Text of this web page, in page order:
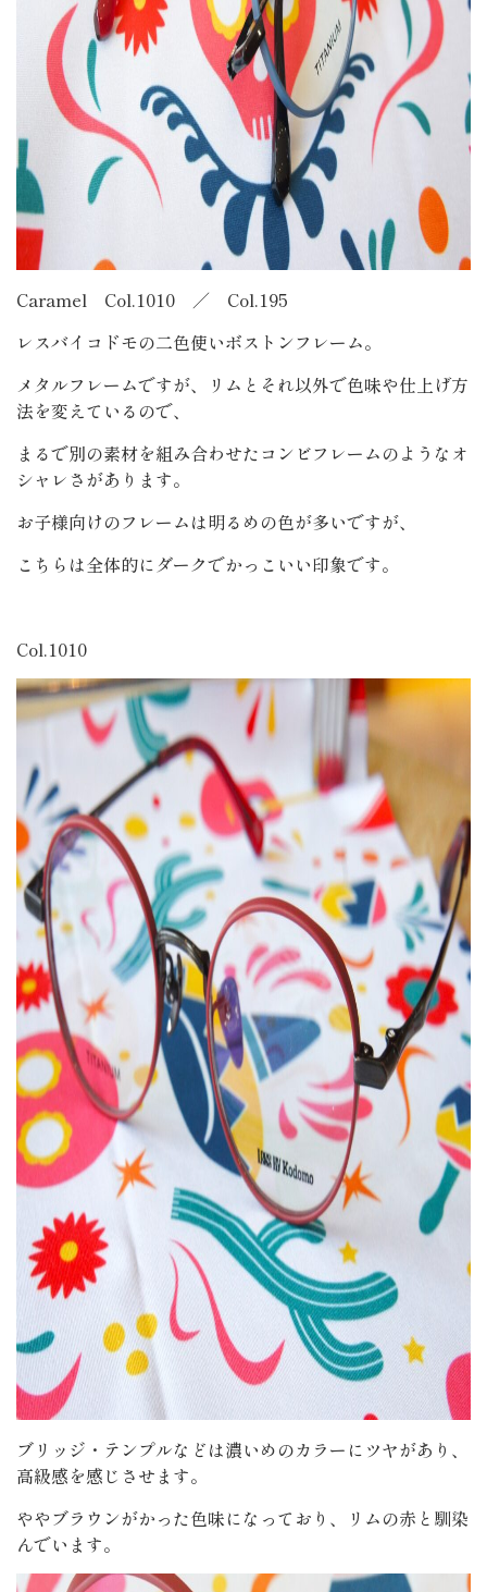
Caramel Col.1010 ／ Col.195
レスバイコドモの二色使いボストンフレーム。
メタルフレームですが、リムとそれ以外で色味や仕上げ方
法を変えているので、
まるで別の素材を組み合わせたコンビフレームのようなオ
シャレさがあります。
お子様向けのフレームは明るめの色が多いですが、
こちらは全体的にダークでかっこいい印象です。
Col.1010
ブリッジ・テンプルなどは濃いめのカラーにツヤがあり、
高級感を感じさせます。
ややブラウンがかった色味になっており、リムの赤と馴染
んでいます。